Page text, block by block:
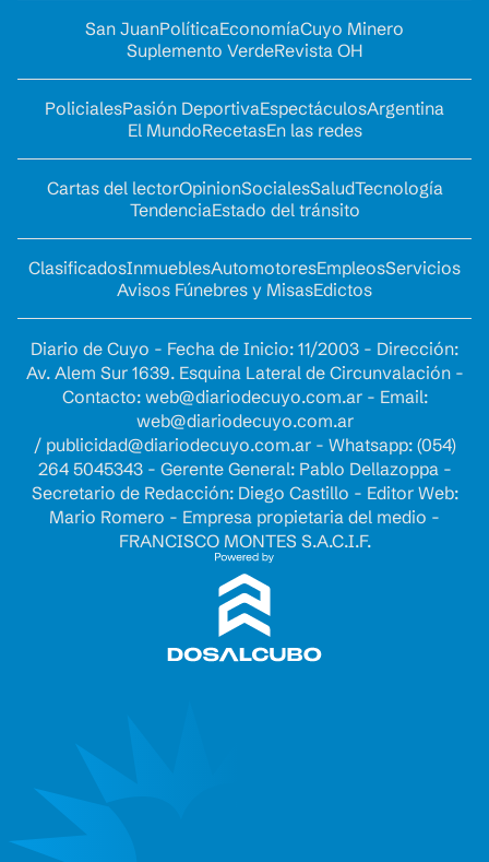
San JuanPolíticaEconomíaCuyo Minero
Suplemento VerdeRevista OH
PolicialesPasión DeportivaEspectáculosArgentina
El MundoRecetasEn las redes
Cartas del lectorOpinionSocialesSaludTecnología
TendenciaEstado del tránsito
ClasificadosInmueblesAutomotoresEmpleosServicios
Avisos Fúnebres y MisasEdictos
Diario de Cuyo - Fecha de Inicio: 11/2003 - Dirección:
Av. Alem Sur 1639. Esquina Lateral de Circunvalación -
Contacto: web@diariodecuyo.com.ar- Email:
web@diariodecuyo.com.ar
/ publicidad@diariodecuyo.com.ar- Whatsapp: (054)
264 5045343 - Gerente General: Pablo Dellazoppa -
Secretario de Redacción: Diego Castillo - Editor Web:
Mario Romero - Empresa propietaria del medio -
FRANCISCO MONTES S.A.C.I.F.